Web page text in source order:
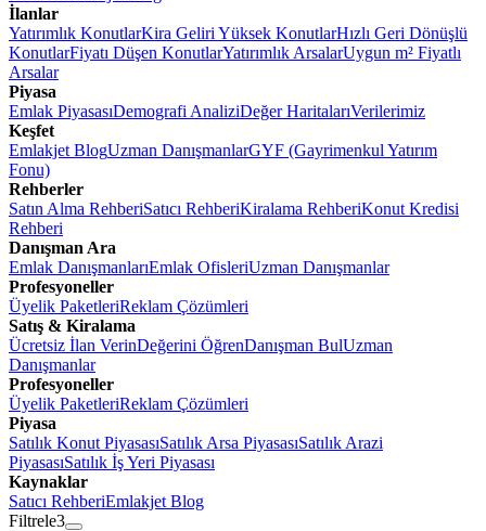
İlanlar
Yatırımlık KonutlarKira Geliri Yüksek KonutlarHızlı Geri Dönüşlü
KonutlarFiyatı Düşen KonutlarYatırımlık ArsalarUygun m² Fiyatlı
Arsalar
Piyasa
Emlak PiyasasıDemografi AnaliziDeğer HaritalarıVerilerimiz
Keşfet
Emlakjet BlogUzman DanışmanlarGYF (Gayrimenkul Yatırım
Fonu)
Rehberler
Satın Alma RehberiSatıcı RehberiKiralama RehberiKonut Kredisi
Rehberi
Danışman Ara
Emlak DanışmanlarıEmlak OfisleriUzman Danışmanlar
Profesyoneller
Üyelik PaketleriReklam Çözümleri
Satış & Kiralama
Ücretsiz İlan VerinDeğerini ÖğrenDanışman BulUzman
Danışmanlar
Profesyoneller
Üyelik PaketleriReklam Çözümleri
Piyasa
Satılık Konut PiyasasıSatılık Arsa PiyasasıSatılık Arazi
PiyasasıSatılık İş Yeri Piyasası
Kaynaklar
Satıcı RehberiEmlakjet Blog
Filtrele3